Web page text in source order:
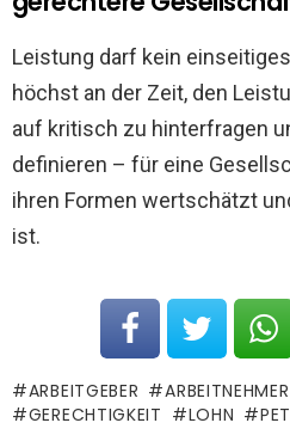
Leistung darf kein
höchst an der Zeit, den
auf kritisch zu hinterfragen
definieren – für eine
ihren Formen wertschätzt
ist.
ARBEITGEBER ARBEITNEHMER
GERECHTIGKEIT
LOHN